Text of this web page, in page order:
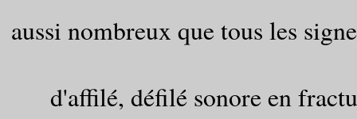
aussi nombreux que tous les
d'affilé, défilé sonore en